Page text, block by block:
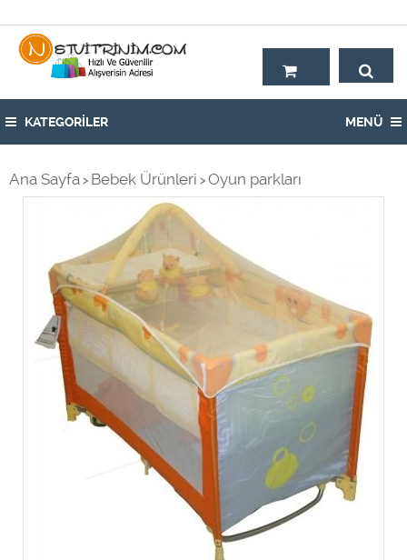
KATEGORİLER MENÜ
Ana Sayfa > Bebek Ürünleri > Oyun parkları